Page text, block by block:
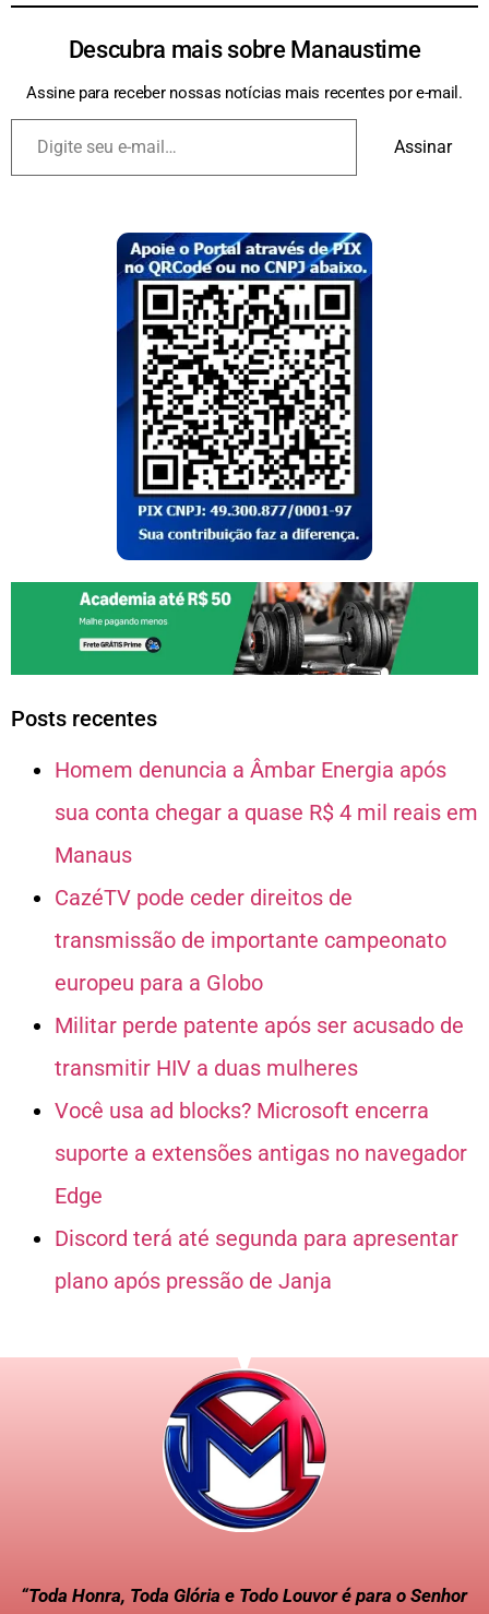
Descubra mais sobre Manaustime
Assine para receber nossas notícias mais recentes por e-mail.
Assinar
Posts recentes
Homem denuncia a Âmbar Energia após
sua conta chegar a quase R$ 4 mil reais em
Manaus
CazéTV pode ceder direitos de
transmissão de importante campeonato
europeu para a Globo
Militar perde patente após ser acusado de
transmitir HIV a duas mulheres
Você usa ad blocks? Microsoft encerra
suporte a extensões antigas no navegador
Edge
Discord terá até segunda para apresentar
plano após pressão de Janja
“Toda Honra, Toda Glória e Todo Louvor é para o Senhor